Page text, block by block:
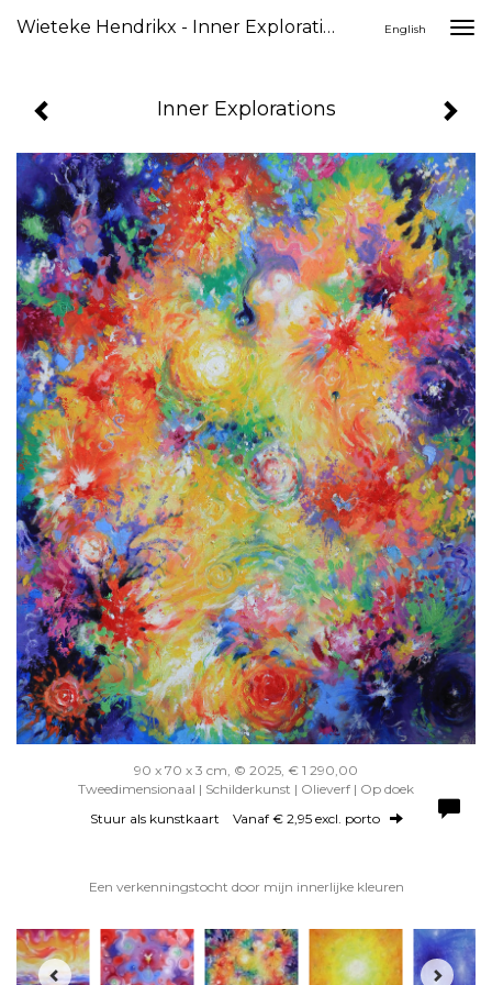
Wieteke Hendrikx - Inner Explorations English
Inner Explorations
90 x 70 x 3 cm, © 2025, € 1 290,00
Tweedimensionaal | Schilderkunst | Olieverf | Op doek
Stuur als kunstkaart Vanaf € 2,95 excl. porto
Een verkenningstocht door mijn innerlijke kleuren